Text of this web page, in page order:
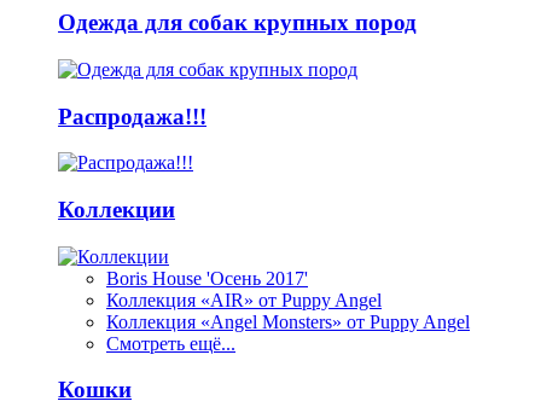
Одежда для собак крупных пород
Распродажа!!!
Коллекции
Boris House 'Осень 2017'
Коллекция «AIR» от Puppy Angel
Коллекция «Angel Monsters» от Puppy Angel
Смотреть ещё...
Кошки